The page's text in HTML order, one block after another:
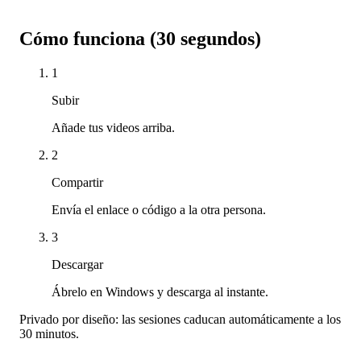
Cómo funciona (30 segundos)
1
Subir
Añade tus videos arriba.
2
Compartir
Envía el enlace o código a la otra persona.
3
Descargar
Ábrelo en Windows y descarga al instante.
Privado por diseño: las sesiones caducan automáticamente a los
30 minutos.